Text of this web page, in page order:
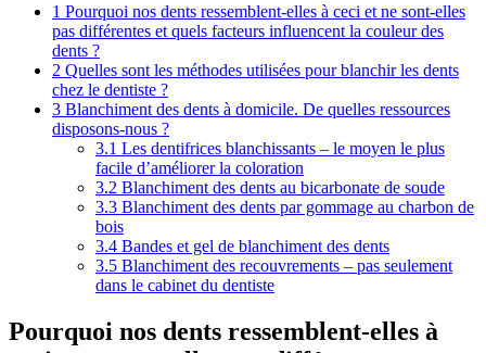
1 Pourquoi nos dents ressemblent-elles à ceci et ne sont-elles
pas différentes et quels facteurs influencent la couleur des
dents ?
2 Quelles sont les méthodes utilisées pour blanchir les dents
chez le dentiste ?
3 Blanchiment des dents à domicile. De quelles ressources
disposons-nous ?
3.1 Les dentifrices blanchissants – le moyen le plus
facile d’améliorer la coloration
3.2 Blanchiment des dents au bicarbonate de soude
3.3 Blanchiment des dents par gommage au charbon de
bois
3.4 Bandes et gel de blanchiment des dents
3.5 Blanchiment des recouvrements – pas seulement
dans le cabinet du dentiste
Pourquoi nos dents ressemblent-elles à